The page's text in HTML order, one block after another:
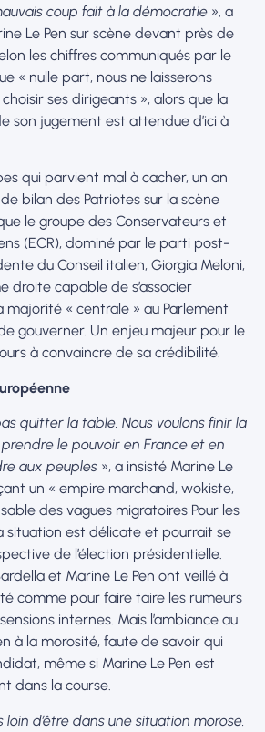
coup fait à la démocratie », a
Le Pen sur scène devant près de
les chiffres communiqués par le
« nulle part, nous ne laisserons
ses dirigeants », alors que la
son jugement est attendue d’ici à
qui parvient mal à cacher, un an
bilan des Patriotes sur la scène
le groupe des Conservateurs et
(ECR), dominé par le parti post-
du Conseil italien, Giorgia Meloni,
droite capable de s’associer
majorité « centrale » au Parlement
gouverner. Un enjeu majeur pour le
à convaincre de sa crédibilité.
quitter la table. Nous voulons finir la
le pouvoir en France et en
aux peuples », a insisté Marine Le
un « empire marchand, wokiste,
des vagues migratoires Pour les
situation est délicate et pourrait se
de l’élection présidentielle.
et Marine Le Pen ont veillé à
comme pour faire taire les rumeurs
internes. Mais l’ambiance au
à la morosité, faute de savoir qui
même si Marine Le Pen est
dans la course.
loin d’être dans une situation morose.